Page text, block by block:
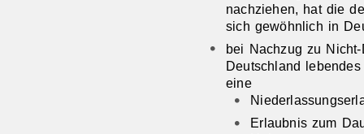
nachziehen, hat die
sich gewöhnlich in
bei Nachzug zu
Deutschland
eine
Erlaubnis zum